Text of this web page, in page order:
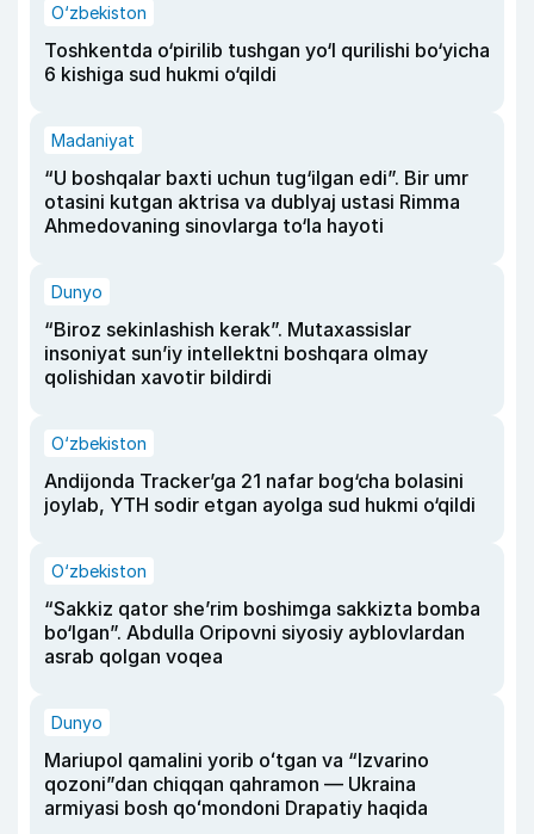
O‘zbekiston
Toshkentda o‘pirilib tushgan yo‘l qurilishi bo‘yicha
6 kishiga sud hukmi o‘qildi
Madaniyat
“U boshqalar baxti uchun tug‘ilgan edi”. Bir umr
otasini kutgan aktrisa va dublyaj ustasi Rimma
Ahmedovaning sinovlarga to‘la hayoti
Dunyo
“Biroz sekinlashish kerak”. Mutaxassislar
insoniyat sun’iy intellektni boshqara olmay
qolishidan xavotir bildirdi
O‘zbekiston
Andijonda Tracker’ga 21 nafar bog‘cha bolasini
joylab, YTH sodir etgan ayolga sud hukmi o‘qildi
O‘zbekiston
“Sakkiz qator she’rim boshimga sakkizta bomba
bo‘lgan”. Abdulla Oripovni siyosiy ayblovlardan
asrab qolgan voqea
Dunyo
Mariupol qamalini yorib oʻtgan va “Izvarino
qozoni”dan chiqqan qahramon — Ukraina
armiyasi bosh qoʻmondoni Drapatiy haqida